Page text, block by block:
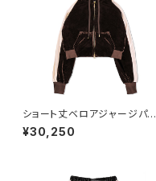
ショート丈ベロアジャージパー
カー BROWN
¥30,250